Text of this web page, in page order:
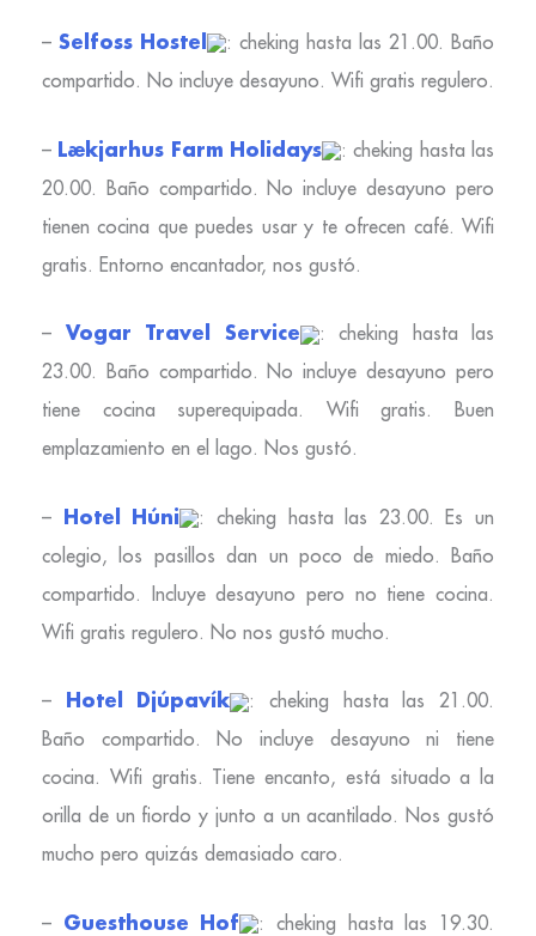
– Selfoss Hoste
: cheking hasta las 21.00. Baño
compartido. No incluye desayuno. Wifi gratis regulero.
– Lækjarhus Farm Holidays
: cheking hasta las
20.00. Baño compartido. No incluye desayuno pero
tienen cocina que puedes usar y te ofrecen café. Wifi
gratis. Entorno encantador, nos gustó.
– Vogar Travel Service
: cheking hasta las
23.00. Baño compartido. No incluye desayuno pero
tiene cocina superequipada. Wifi gratis. Buen
emplazamiento en el lago. Nos gustó.
– Hotel Húni
: cheking hasta las 23.00. Es un
colegio, los pasillos dan un poco de miedo. Baño
compartido. Incluye desayuno pero no tiene cocina.
Wifi gratis regulero. No nos gustó mucho.
– Hotel Djúpavík
: cheking hasta las 21.00.
Baño compartido. No incluye desayuno ni tiene
cocina. Wifi gratis. Tiene encanto, está situado a la
orilla de un fiordo y junto a un acantilado. Nos gustó
mucho pero quizás demasiado caro.
– Guesthouse Hof
: cheking hasta las 19.30.